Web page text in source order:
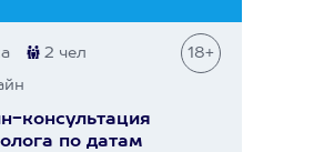
2 чел 18+
консультация
по датам